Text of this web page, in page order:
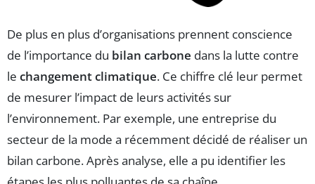
De plus en plus d’organisations prennent conscience
de l’importance du bilan carbone dans la lutte contre
le changement climatique. Ce chiffre clé leur permet
de mesurer l’impact de leurs activités sur
l’environnement. Par exemple, une entreprise du
secteur de la mode a récemment décidé de réaliser un
bilan carbone. Après analyse, elle a pu identifier les